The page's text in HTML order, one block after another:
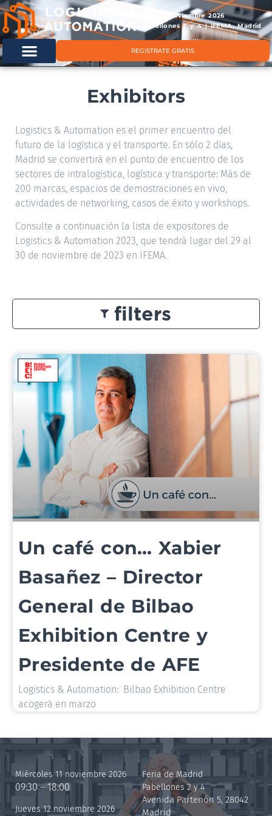
11 & 12 noviembre 2026
Pabellones 2 y 4 | IFEMA, Madrid
REGISTRATE GRATIS
Exhibitors
Logistics & Automation es el primer encuentro del
futuro de la logística y el transporte. En sólo 2 días,
Madrid se convertirá en el punto de encuentro de los
sectores de intralogística, logística y transporte: Más de
200 marcas, espacios de demostraciones en vivo,
actividades de networking, casos de éxito y workshops.
Consulte a continuación la lista de expositores de
Logistics & Automation 2023, que tendrá lugar del 29 al
30 de noviembre de 2023 en IFEMA.
filters
Un café con… Xabier
Basañez – Director
General de Bilbao
Exhibition Centre y
Presidente de AFE
Logistics & Automation: Bilbao Exhibition Centre
acogerá en marzo
Miércoles 11 noviembre 2026
09:30 – 18:00
Jueves 12 noviembre 2026
Feria de Madrid
Pabellones 2 y 4
Avenida Partenón 5, 28042
Madrid